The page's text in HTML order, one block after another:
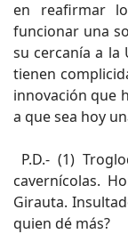
en reafirmar
funcionar una
su cercanía a la
tienen
innovación que
a que sea hoy
P.D.- (1)
cavernícolas.
Girauta.
quien dé más?